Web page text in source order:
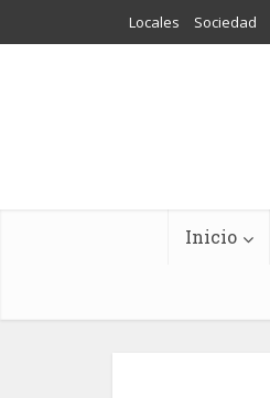
Locales Sociedad
Inicio